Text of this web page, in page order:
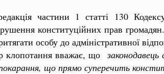
частини 1 статті 130
конституційних прав
особу до адміністративної
клопотання вважає, що
що прямо суперечить